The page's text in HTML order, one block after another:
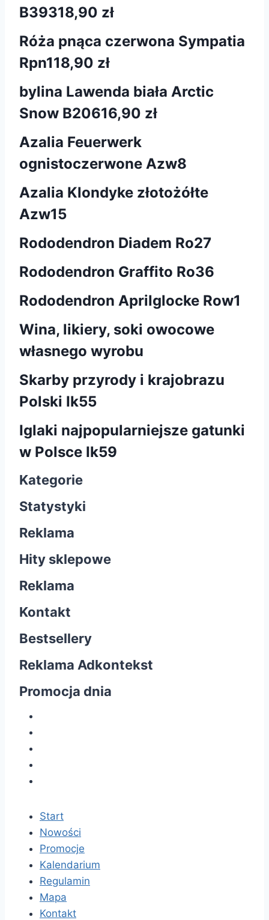
B39318,90 zł
Róża pnąca czerwona Sympatia
Rpn118,90 zł
bylina Lawenda biała Arctic
Snow B20616,90 zł
Azalia Feuerwerk
ognistoczerwone Azw8
Azalia Klondyke złotożółte
Azw15
Rododendron Diadem Ro27
Rododendron Graffito Ro36
Rododendron Aprilglocke Row1
Wina, likiery, soki owocowe
własnego wyrobu
Skarby przyrody i krajobrazu
Polski Ik55
Iglaki najpopularniejsze gatunki
w Polsce Ik59
Kategorie
Statystyki
Reklama
Hity sklepowe
Reklama
Kontakt
Bestsellery
Reklama Adkontekst
Promocja dnia
Start
Nowości
Promocje
Kalendarium
Regulamin
Mapa
Kontakt